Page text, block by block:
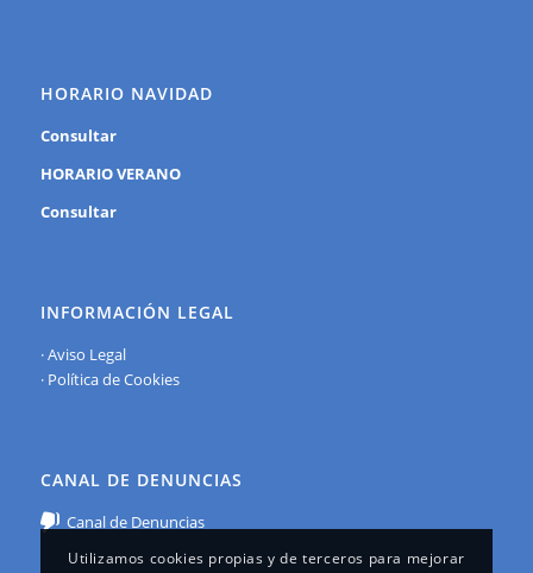
HORARIO NAVIDAD
Consultar
HORARIO VERANO
Consultar
INFORMACIÓN LEGAL
·Aviso Legal
· Política de Cookies
CANAL DE DENUNCIAS
Canal de Denuncias
Utilizamos cookies propias y de terceros para mejorar